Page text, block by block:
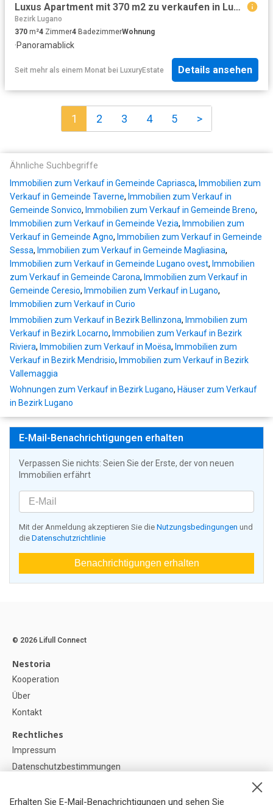
Luxus Apartment mit 370 m2 zu verkaufen in Lugano, Kanton Tessin
Bezirk Lugano
370 m²4 Zimmer4 BadezimmerWohnung
·Panoramablick
Seit mehr als einem Monat bei LuxuryEstate Details ansehen
1 2 3 4 5 >
Ähnliche Suchbegriffe
Immobilien zum Verkauf in Gemeinde Capriasca, Immobilien zum
Verkauf in Gemeinde Taverne, Immobilien zum Verkauf in
Gemeinde Sonvico, Immobilien zum Verkauf in Gemeinde Breno,
Immobilien zum Verkauf in Gemeinde Vezia, Immobilien zum
Verkauf in Gemeinde Agno, Immobilien zum Verkauf in Gemeinde
Sessa, Immobilien zum Verkauf in Gemeinde Magliasina,
Immobilien zum Verkauf in Gemeinde Lugano ovest, Immobilien
zum Verkauf in Gemeinde Carona, Immobilien zum Verkauf in
Gemeinde Ceresio, Immobilien zum Verkauf in Lugano,
Immobilien zum Verkauf in Curio
Immobilien zum Verkauf in Bezirk Bellinzona, Immobilien zum
Verkauf in Bezirk Locarno, Immobilien zum Verkauf in Bezirk
Riviera, Immobilien zum Verkauf in Moësa, Immobilien zum
Verkauf in Bezirk Mendrisio, Immobilien zum Verkauf in Bezirk
Vallemaggia
Wohnungen zum Verkauf in Bezirk Lugano, Häuser zum Verkauf
in Bezirk Lugano
E-Mail-Benachrichtigungen erhalten
Verpassen Sie nichts: Seien Sie der Erste, der von neuen
Immobilien erfährt
Mit der Anmeldung akzeptieren Sie die Nutzungsbedingungen und
die Datenschutzrichtlinie
Benachrichtigungen erhalten
Erhalten Sie E-Mail-Benachrichtigungen und sehen Sie
© 2026 Lifull Connect
Nestoria
Kooperation
Über
Kontakt
Rechtliches
Impressum
Datenschutzbestimmungen
Cookie-Einstellunge